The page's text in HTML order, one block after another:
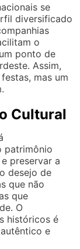
se
diversificado
o
ponto de
Assim,
mas um
Cultural
patrimônio
preservar a
desejo de
que não
que
O
históricos é
e